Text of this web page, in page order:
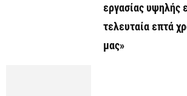
εργασίας υψηλής
τελευταία επτά
μας»